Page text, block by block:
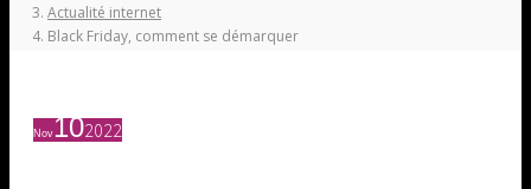
Actualité internet
Black Friday, comment se démarquer
Nov102022